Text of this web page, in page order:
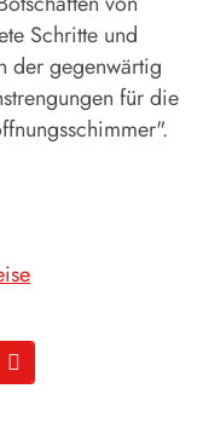
Schritte und
der gegenwärtig
für die